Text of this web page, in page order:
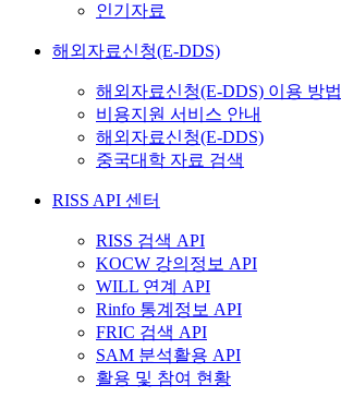
인기자료
해외자료신청(E-DDS)
해외자료신청(E-DDS) 이용 방법
비용지원 서비스 안내
해외자료신청(E-DDS)
중국대학 자료 검색
RISS API 센터
RISS 검색 API
KOCW 강의정보 API
WILL 연계 API
Rinfo 통계정보 API
FRIC 검색 API
SAM 분석활용 API
활용 및 참여 현황